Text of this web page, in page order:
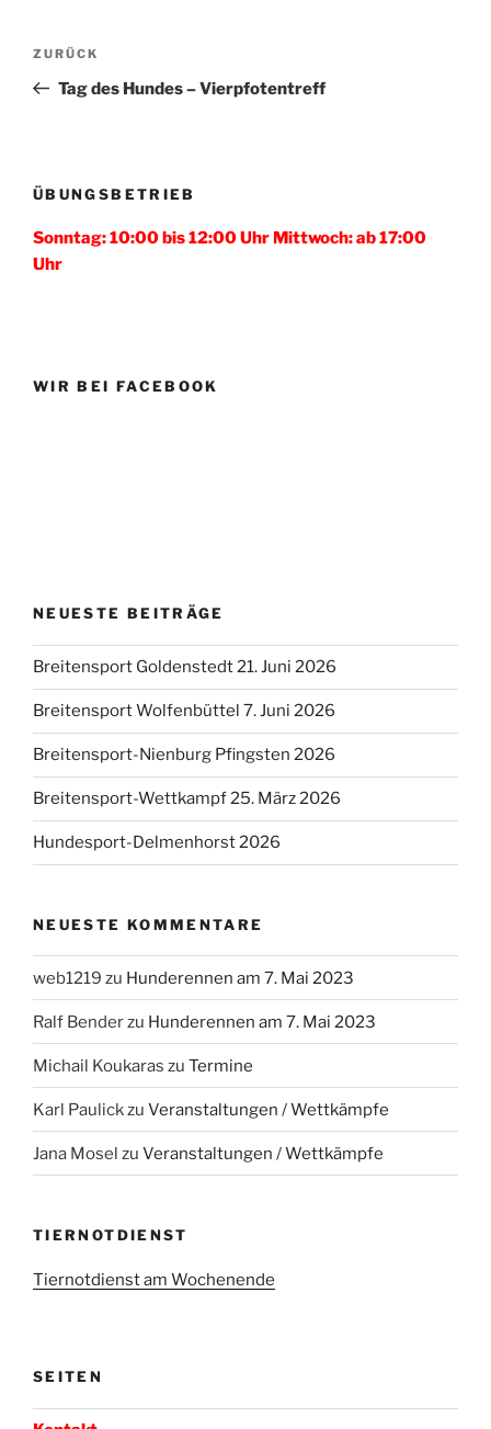
Beitragsnavigation
Vorheriger
Beitrag
ZURÜCK
Tag des Hundes – Vierpfotentreff
ÜBUNGSBETRIEB
Sonntag: 10:00 bis 12:00 Uhr Mittwoch: ab 17:00
Uhr
WIR BEI FACEBOOK
NEUESTE BEITRÄGE
Breitensport Goldenstedt 21. Juni 2026
Breitensport Wolfenbüttel 7. Juni 2026
Breitensport-Nienburg Pfingsten 2026
Breitensport-Wettkampf 25. März 2026
Hundesport-Delmenhorst 2026
NEUESTE KOMMENTARE
web1219 zu Hunderennen am 7. Mai 2023
Ralf Benderzu Hunderennen am 7. Mai 2023
Michail Koukaras zu Termine
Karl Paulickzu Veranstaltungen / Wettkämpfe
Jana Mosel zu Veranstaltungen / Wettkämpfe
TIERNOTDIENST
Tiernotdienst am Wochenende
SEITEN